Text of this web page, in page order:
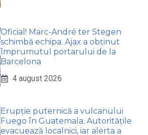
Oficial! Marc-André ter Stegen
schimbă echipa. Ajax a obținut
împrumutul portarului de la
Barcelona
4 august 2026
Erupție puternică a vulcanului
Fuego în Guatemala. Autoritățile
evacuează localnici, iar alerta a